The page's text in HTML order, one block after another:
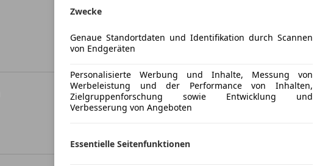
Schadstoffklasse
Euro 6e
Kraftstoff
117 g/km
Zwecke
Genaue Standortdaten und Identifikation durch Scannen
von Endgeräten
Personalisierte Werbung und Inhalte, Messung von
Werbeleistung und der Performance von Inhalten,
Zielgruppenforschung sowie Entwicklung und
Verbesserung von Angeboten
Essentielle Seitenfunktionen